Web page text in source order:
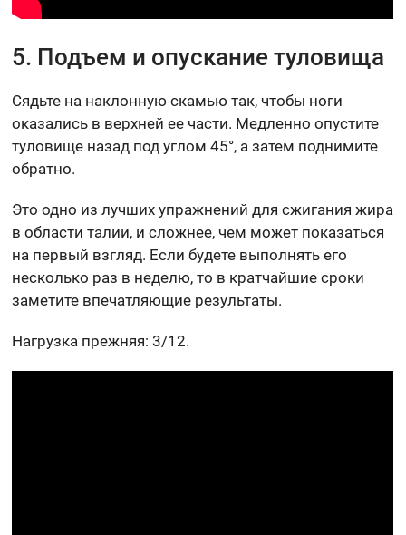
5. Подъем и опускание туловища
Сядьте на наклонную скамью так, чтобы ноги
оказались в верхней ее части. Медленно опустите
туловище назад под углом 45°, а затем поднимите
обратно.
Это одно из лучших упражнений для сжигания жира
в области талии, и сложнее, чем может показаться
на первый взгляд. Если будете выполнять его
несколько раз в неделю, то в кратчайшие сроки
заметите впечатляющие результаты.
Нагрузка прежняя: 3/12.